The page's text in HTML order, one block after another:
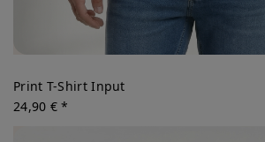
Print T-Shirt Input
24,90 € *